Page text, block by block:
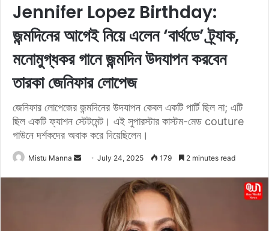
Jennifer Lopez Birthday:
জন্মদিনের আগেই নিয়ে এলেন ‘বার্থডে’ ট্র্যাক,
মনোমুগ্ধকর গানে জন্মদিন উদযাপন করবেন
তারকা জেনিফার লোপেজ
জেনিফার লোপেজের জন্মদিনের উদযাপন কেবল একটি পার্টি ছিল না; এটি
ছিল একটি ফ্যাশন স্টেটমেন্ট। এই সুপারস্টার কাস্টম-মেড couture
গাউনে দর্শকদের অবাক করে দিয়েছিলেন।
Mistu Manna July 24, 2025 179 2 minutes read